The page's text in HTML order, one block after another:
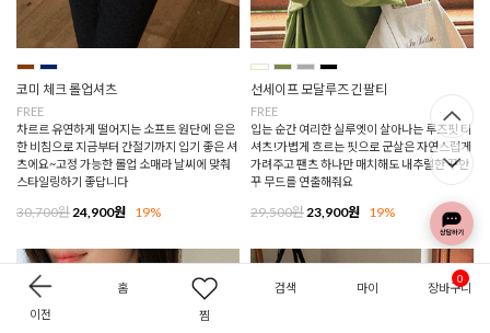
이전
홈
찜
검색 마이 장바구니
0
코미 체크 롤업셔츠
FREE
차르르 유연하게 떨어지는 소프트 원단에 은은
한 비침으로 지금부터 간절기까지 입기 좋은 셔
츠에요~고정 가능한 롤업 소매라 날씨에 맞춰
스타일링하기 좋답니다
30,700원 24,900원 19%
선세이프 모달루즈 긴팔티
FREE
입는 순간 여리한 실루엣이 살아나는 루즈핏 티
셔츠!가볍게 흐르는 핏으로 군살은 자연스럽게
가려주고 팬츠 하나만 매치해도 내추럴한 꾸안
꾸 무드를 연출해줘요
29,500원 23,900원 19%